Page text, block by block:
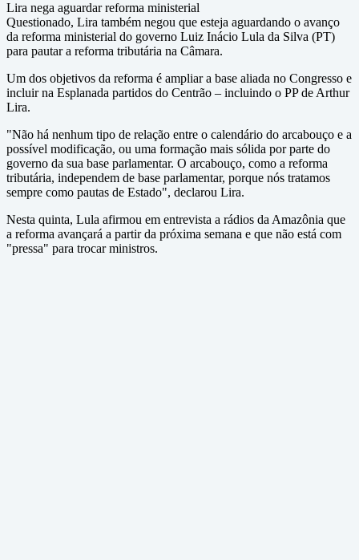
Lira nega aguardar reforma ministerial
Questionado, Lira também negou que esteja aguardando o avanço
da reforma ministerial do governo Luiz Inácio Lula da Silva (PT)
para pautar a reforma tributária na Câmara.
Um dos objetivos da reforma é ampliar a base aliada no Congresso e
incluir na Esplanada partidos do Centrão – incluindo o PP de Arthur
Lira.
"Não há nenhum tipo de relação entre o calendário do arcabouço e a
possível modificação, ou uma formação mais sólida por parte do
governo da sua base parlamentar. O arcabouço, como a reforma
tributária, independem de base parlamentar, porque nós tratamos
sempre como pautas de Estado", declarou Lira.
Nesta quinta, Lula afirmou em entrevista a rádios da Amazônia que
a reforma avançará a partir da próxima semana e que não está com
"pressa" para trocar ministros.